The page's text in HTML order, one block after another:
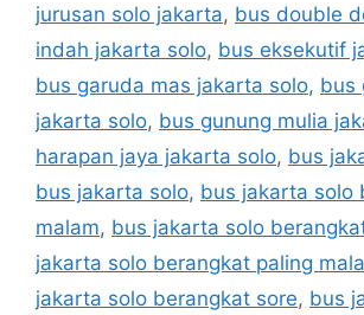
jurusan solo jakarta, bus double
indah jakarta solo, bus eksekutif
bus garuda mas jakarta solo, bus
jakarta solo, bus gunung mulia
harapan jaya jakarta solo, bus
bus jakarta solo, bus jakarta solo
malam, bus jakarta solo
jakarta solo berangkat paling
jakarta solo berangkat sore, bus